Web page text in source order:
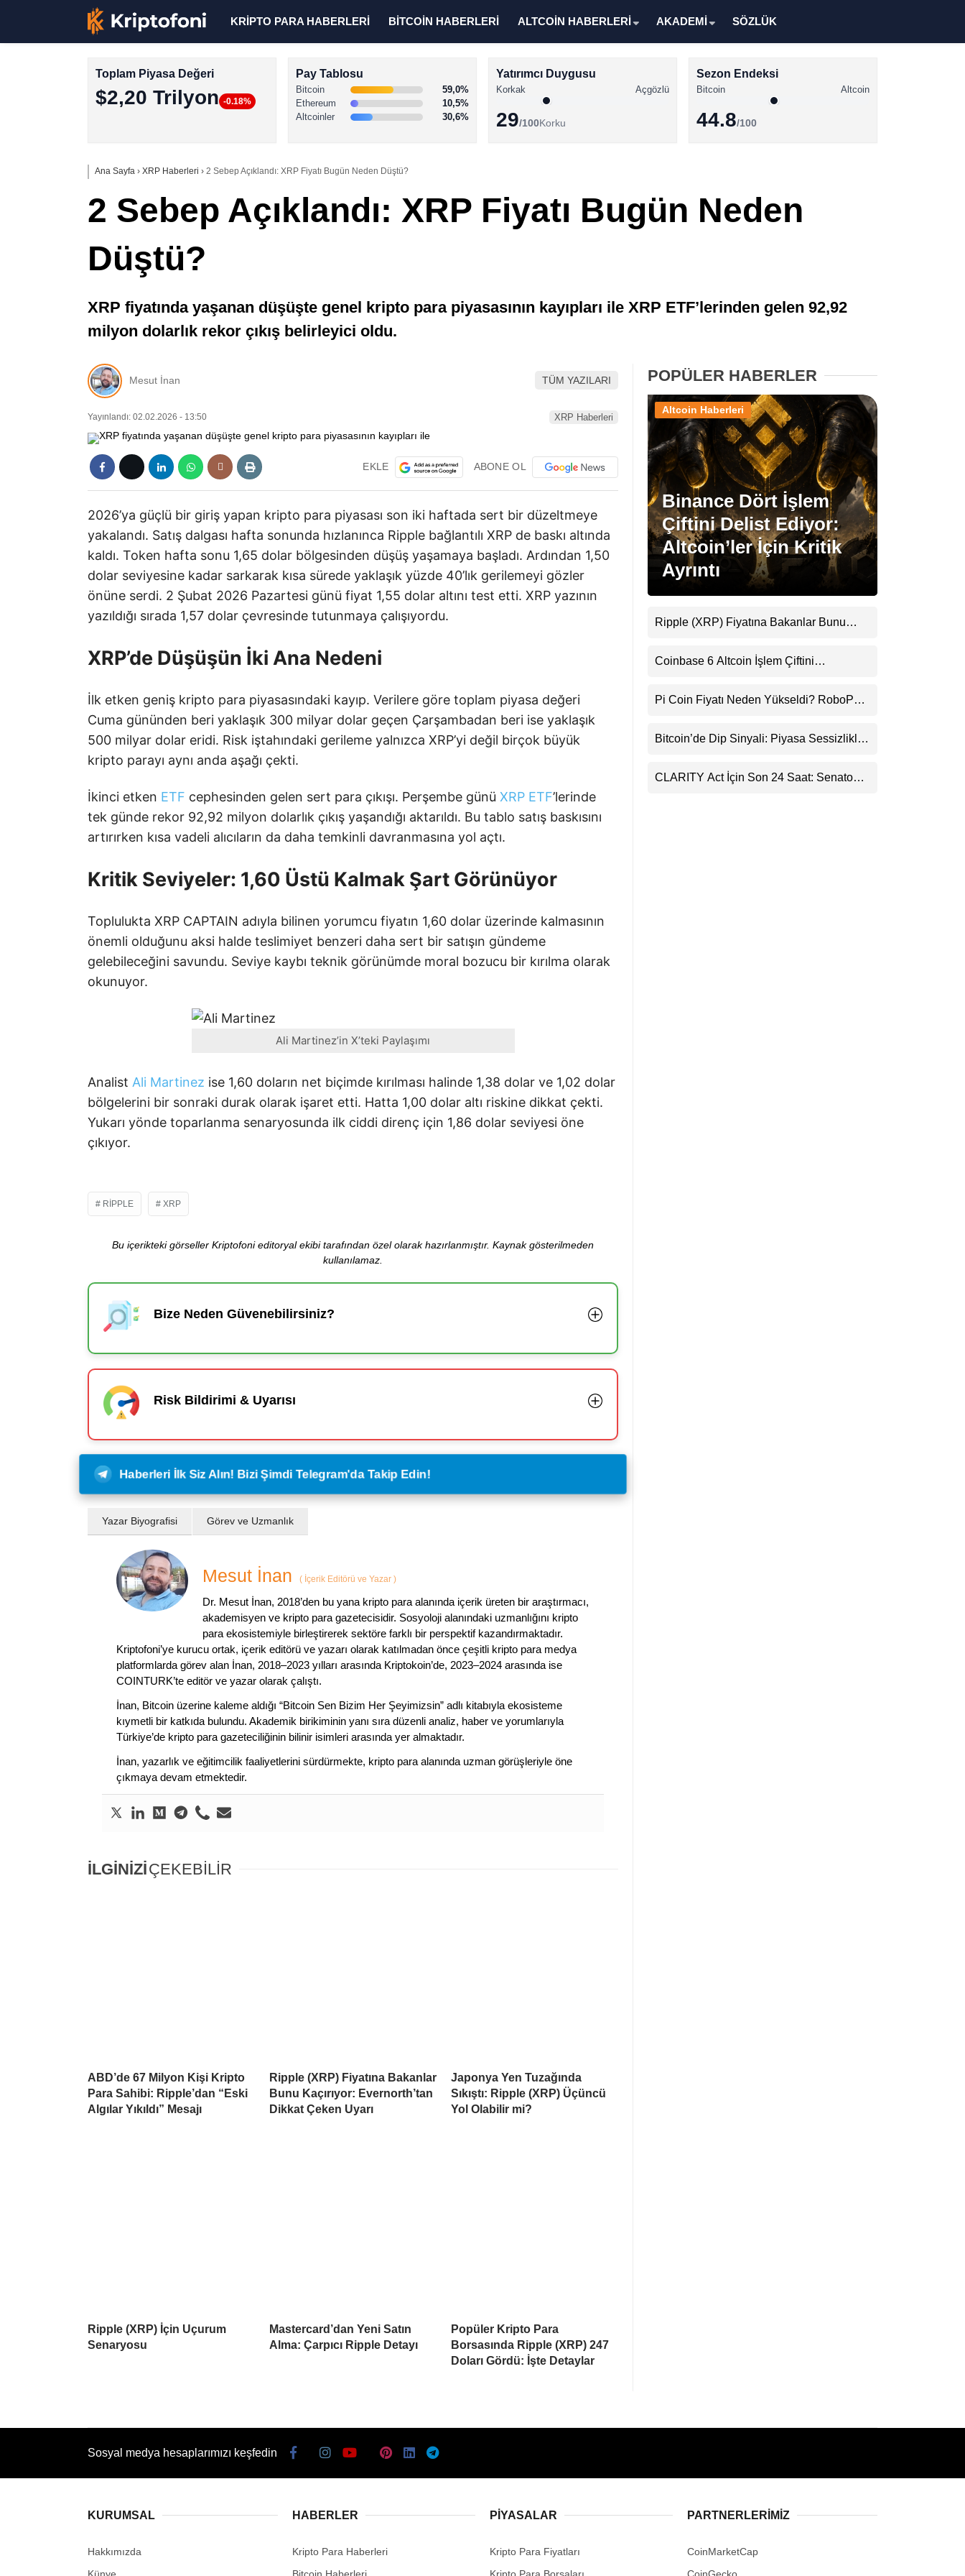
Altcoin Haberleri
Facebook
Instagram
Youtube
TikTok
KRİPTO PARA HABERLERİ BİTCOİN HABERLERİ ALTCOİN HABERLERİ AKADEMİ SÖZLÜK
Toplam Piyasa Değeri
$2,20 Trilyon -0.18%
Pay Tablosu
Bitcoin
59,0%
Ethereum
10,5%
Altcoinler
30,6%
Yatırımcı Duygusu
Korkak Açgözlü
29/100Korku
Sezon Endeksi
Bitcoin Altcoin
44.8/100
Ana Sayfa › XRP Haberleri › 2 Sebep Açıklandı: XRP Fiyatı Bugün Neden Düştü?
2 Sebep Açıklandı: XRP Fiyatı Bugün Neden
Düştü?
XRP fiyatında yaşanan düşüşte genel kripto para piyasasının kayıpları ile XRP ETF’lerinden gelen 92,92
milyon dolarlık rekor çıkış belirleyici oldu.
Mesut İnan TÜM YAZILARI
Yayınlandı: 02.02.2026 - 13:50 XRP Haberleri
EKLE ABONE OL
2026’ya güçlü bir giriş yapan kripto para piyasası son iki haftada sert bir düzeltmeye
yakalandı. Satış dalgası hafta sonunda hızlanınca Ripple bağlantılı XRP de baskı altında
kaldı. Token hafta sonu 1,65 dolar bölgesinden düşüş yaşamaya başladı. Ardından 1,50
dolar seviyesine kadar sarkarak kısa sürede yaklaşık yüzde 40’lık gerilemeyi gözler
önüne serdi. 2 Şubat 2026 Pazartesi günü fiyat 1,55 dolar altını test etti. XRP yazının
yazıldığı sırada 1,57 dolar çevresinde tutunmaya çalışıyordu.
XRP’de Düşüşün İki Ana Nedeni
İlk etken geniş kripto para piyasasındaki kayıp. Verilere göre toplam piyasa değeri
Cuma gününden beri yaklaşık 300 milyar dolar geçen Çarşambadan beri ise yaklaşık
500 milyar dolar eridi. Risk iştahındaki gerileme yalnızca XRP’yi değil birçok büyük
kripto parayı aynı anda aşağı çekti.
İkinci etken ETF cephesinden gelen sert para çıkışı. Perşembe günü XRP ETF’lerinde
tek günde rekor 92,92 milyon dolarlık çıkış yaşandığı aktarıldı. Bu tablo satış baskısını
artırırken kısa vadeli alıcıların da daha temkinli davranmasına yol açtı.
Kritik Seviyeler: 1,60 Üstü Kalmak Şart Görünüyor
Toplulukta XRP CAPTAIN adıyla bilinen yorumcu fiyatın 1,60 dolar üzerinde kalmasının
önemli olduğunu aksi halde teslimiyet benzeri daha sert bir satışın gündeme
gelebileceğini savundu. Seviye kaybı teknik görünümde moral bozucu bir kırılma olarak
okunuyor.
Ali Martinez’in X’teki Paylaşımı
Analist Ali Martinez ise 1,60 doların net biçimde kırılması halinde 1,38 dolar ve 1,02 dolar
bölgelerini bir sonraki durak olarak işaret etti. Hatta 1,00 dolar altı riskine dikkat çekti.
Yukarı yönde toparlanma senaryosunda ilk ciddi direnç için 1,86 dolar seviyesi öne
çıkıyor.
RIPPLE XRP
Bu içerikteki görseller Kriptofoni editoryal ekibi tarafından özel olarak hazırlanmıştır. Kaynak gösterilmeden
kullanılamaz.
Bize Neden Güvenebilirsiniz?
Risk Bildirimi & Uyarısı
Haberleri İlk Siz Alın! Bizi Şimdi Telegram'da Takip Edin!
Yazar Biyografisi Görev ve Uzmanlık
Mesut İnan ( İçerik Editörü ve Yazar )
Dr. Mesut İnan, 2018’den bu yana kripto para alanında içerik üreten bir araştırmacı,
akademisyen ve kripto para gazetecisidir. Sosyoloji alanındaki uzmanlığını kripto
para ekosistemiyle birleştirerek sektöre farklı bir perspektif kazandırmaktadır.
Kriptofoni’ye kurucu ortak, içerik editörü ve yazarı olarak katılmadan önce çeşitli kripto para medya
platformlarda görev alan İnan, 2018–2023 yılları arasında Kriptokoin’de, 2023–2024 arasında ise
COINTURK’te editör ve yazar olarak çalıştı.
İnan, Bitcoin üzerine kaleme aldığı “Bitcoin Sen Bizim Her Şeyimizsin” adlı kitabıyla ekosisteme
kıymetli bir katkıda bulundu. Akademik birikiminin yanı sıra düzenli analiz, haber ve yorumlarıyla
Türkiye’de kripto para gazeteciliğinin bilinir isimleri arasında yer almaktadır.
İnan, yazarlık ve eğitimcilik faaliyetlerini sürdürmekte, kripto para alanında uzman görüşleriyle öne
çıkmaya devam etmektedir.
İLGİNİZİÇEKEBİLİR
ABD’de 67 Milyon Kişi Kripto
Para Sahibi: Ripple’dan “Eski
Algılar Yıkıldı” Mesajı
Ripple (XRP) Fiyatına Bakanlar
Bunu Kaçırıyor: Evernorth’tan
Dikkat Çeken Uyarı
Japonya Yen Tuzağında
Sıkıştı: Ripple (XRP) Üçüncü
Yol Olabilir mi?
Ripple (XRP) İçin Uçurum
Senaryosu
Mastercard’dan Yeni Satın
Alma: Çarpıcı Ripple Detayı
Popüler Kripto Para
Borsasında Ripple (XRP) 247
Doları Gördü: İşte Detaylar
POPÜLER HABERLER
Binance Dört İşlem
Çiftini Delist Ediyor:
Altcoin’ler İçin Kritik
Ayrıntı
Altcoin Haberleri
Ripple (XRP) Fiyatına Bakanlar Bunu
Uyarı
Coinbase 6 Altcoin İşlem Çiftini
Pi Coin Fiyatı Neden Yükseldi? RoboPay
Destekledi
Bitcoin’de Dip Sinyali: Piyasa Sessizlikle
CLARITY Act İçin Son 24 Saat: Senato
Sosyal medya hesaplarımızı keşfedin
KURUMSAL
Hakkımızda
Künye
HABERLER
Kripto Para Haberleri
Bitcoin Haberleri
PIYASALAR
Kripto Para Fiyatları
Kripto Para Borsaları
PARTNERLERIMIZ
CoinMarketCap
CoinGecko